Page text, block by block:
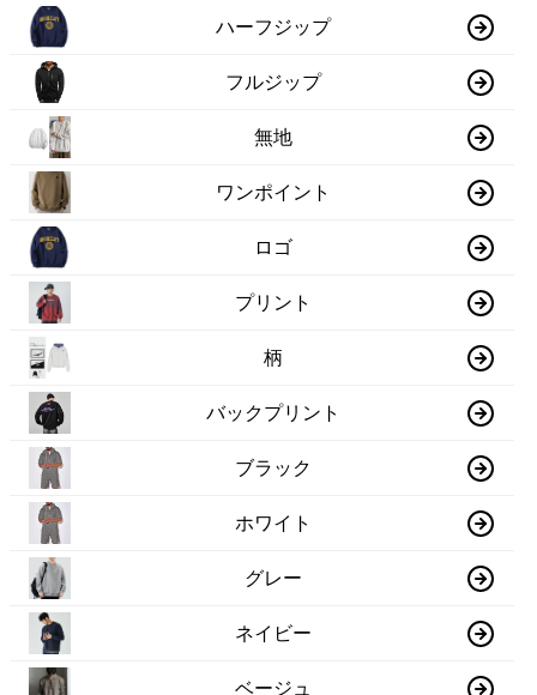
ハーフジップ
フルジップ
無地
ワンポイント
ロゴ
プリント
柄
バックプリント
ブラック
ホワイト
グレー
ネイビー
ベージュ